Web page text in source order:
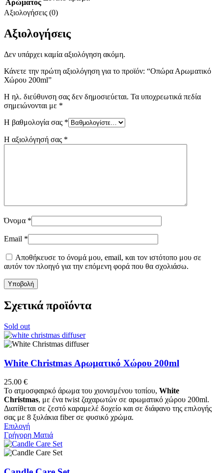
Αρώματος
Αξιολογήσεις (0)
Αξιολογήσεις
Δεν υπάρχει καμία αξιολόγηση ακόμη.
Κάνετε την πρώτη αξιολόγηση για το προϊόν: “Οπώρα Αρωματικό
Χώρου 200ml”
Η ηλ. διεύθυνση σας δεν δημοσιεύεται. Τα υποχρεωτικά πεδία
σημειώνονται με *
Η βαθμολογία σας *
Η αξιολόγησή σας *
Όνομα *
Email *
Αποθήκευσε το όνομά μου, email, και τον ιστότοπο μου σε
αυτόν τον πλοηγό για την επόμενη φορά που θα σχολιάσω.
Σχετικά προϊόντα
Sold out
White Christmas Αρωματικό Χώρου 200ml
25.00 €
Το ατμοσφαιρκό άρωμα του χιονισμένου τοπίου, White
Christmas, με ένα twist ζαχαρωτών σε αρωματικό χώρου 200ml.
Διατίθεται σε ζεστό καραμελέ δοχείο και σε διάφανο της επιλογής
σας με 8 ξυλάκια fiber σε φυσικό χρώμα.
ΕπιλογήΑυτό
το
προϊόν
έχει
παραλλαγές.
Γρήγορη Ματιά